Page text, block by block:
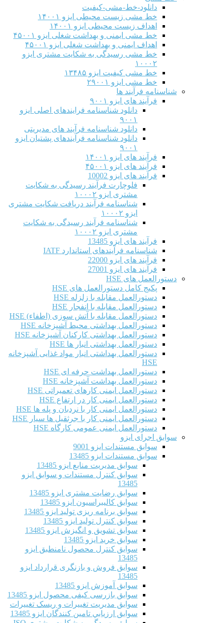
دانلود-خط-مشی-کیفیت
خط مشی زیست محیطی ایزو ۱۴۰۰۱
اهداف زیست محیطی ایزو ۱۴۰۰۱
خط مشی ایمنی و بهداشت شغلی ایزو ۴۵۰۰۱
اهداف ایمنی و بهداشت شغلی ایزو ۴۵۰۰۱
خط مشی رسیدگی به شکایت مشتری ایزو
۱۰۰۰۲
خط مشی کیفیت ایزو ۱۳۴۸۵
خط مشی ایزو ۲۹۰۰۱
شناسنامه فرآیند ها
فرآیند های ایزو ۹۰۰۱
دانلود شناسنامه فرایندهای اصلی ایزو
۹۰۰۱
دانلود شناسنامه فرآیند های مدیریتی
دانلود شناسنامه فرآیندهای پشتیان ایزو
۹۰۰۱
فرآیند های ایزو ۱۴۰۰۱
فرآیند های ایزو ۴۵۰۰۱
فرآیند های ایزو 10002
فلوچارت فرآیند رسیدگی به شکایت
مشتری ایزو ۱۰۰۰۲
شناسنامه فرآیند دریافت شکایت مشتری
ایزو ۱۰۰۰۲
شناسنامه فرآیند رسیدگی به شکایت
مشتری ایزو ۱۰۰۰۲
فرآیند های ایزو 13485
شناسنامه فرآیندهای استاندارد IATF
فرآیند های ایزو 22000
فرآیند های ایزو 27001
دستورالعمل های HSE
پکیج کامل دستورالعمل های HSE
دستورالعمل مقابله با زلزله HSE
دستورالعمل مقابله با انفجار HSE
دستورالعمل مقابله با آتش سوزی (اطفاء) HSE
دستورالعمل بهداشتی محیط آشپزخانه HSE
دستورالعمل بهداشتی کارکنان آشپزخانه HSE
دستورالعمل بهداشتی انبار ها HSE
دستورالعمل بهداشتی انبار مواد غذایی آشپزخانه
HSE
دستورالعمل بهداشت حرفه ای HSE
دستورالعمل بهداشت آشپزخانه HSE
دستورالعمل ایمنی کارهای تعمیراتی HSE
دستورالعمل ایمنی کار در ارتفاع HSE
دستورالعمل ایمنی کار با نردبان و پله ها HSE
دستورالعمل ایمنی کار با جرثقیل ها سیار HSE
دستورالعمل ایمنی عمومی کارگاه HSE
سوابق اجرای ایزو
سوابق مستندات ایزو 9001
سوابق مستندات ایزو 13485
سوابق مدیریت منابع ایزو 13485
سوابق کنترل مستندات و سوابق ایزو
13485
سوابق رضایت مشتری ایزو 13485
سوابق كاليبراسيون ایزو 13485
سوابق برنامه ریزی تولید ایزو 13485
سوابق کنترل تولید ایزو 13485
سوابق تشویق و انگیزش ایزو 13485
سوابق خرید ایزو 13485
سوابق کنترل محصول نامنطبق ایزو
13485
سوابق فروش و بازنگری قرارداد ایزو
13485
سوابق آموزش ایزو 13485
سوابق بازرسی کیفی محصول ایزو 13485
سوابق مدیریت تغییرات و ریسک تغییرات
سوابق ارزيابي تامين كنندگان ایزو 13485